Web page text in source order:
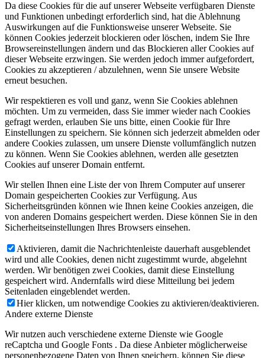
Da diese Cookies für die auf unserer Webseite verfügbaren Dienste
und Funktionen unbedingt erforderlich sind, hat die Ablehnung
Auswirkungen auf die Funktionsweise unserer Webseite. Sie
können Cookies jederzeit blockieren oder löschen, indem Sie Ihre
Browsereinstellungen ändern und das Blockieren aller Cookies auf
dieser Webseite erzwingen. Sie werden jedoch immer aufgefordert,
Cookies zu akzeptieren / abzulehnen, wenn Sie unsere Website
erneut besuchen.
Wir respektieren es voll und ganz, wenn Sie Cookies ablehnen
möchten. Um zu vermeiden, dass Sie immer wieder nach Cookies
gefragt werden, erlauben Sie uns bitte, einen Cookie für Ihre
Einstellungen zu speichern. Sie können sich jederzeit abmelden oder
andere Cookies zulassen, um unsere Dienste vollumfänglich nutzen
zu können. Wenn Sie Cookies ablehnen, werden alle gesetzten
Cookies auf unserer Domain entfernt.
Wir stellen Ihnen eine Liste der von Ihrem Computer auf unserer
Domain gespeicherten Cookies zur Verfügung. Aus
Sicherheitsgründen können wie Ihnen keine Cookies anzeigen, die
von anderen Domains gespeichert werden. Diese können Sie in den
Sicherheitseinstellungen Ihres Browsers einsehen.
Aktivieren, damit die Nachrichtenleiste dauerhaft ausgeblendet
wird und alle Cookies, denen nicht zugestimmt wurde, abgelehnt
werden. Wir benötigen zwei Cookies, damit diese Einstellung
gespeichert wird. Andernfalls wird diese Mitteilung bei jedem
Seitenladen eingeblendet werden.
Hier klicken, um notwendige Cookies zu aktivieren/deaktivieren.
Andere externe Dienste
Wir nutzen auch verschiedene externe Dienste wie Google
reCaptcha und Google Fonts . Da diese Anbieter möglicherweise
personenbezogene Daten von Ihnen speichern, können Sie diese